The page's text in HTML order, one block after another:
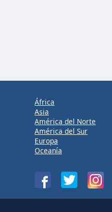
África
Asia
América del Norte
América del Sur
Europa
Oceanía